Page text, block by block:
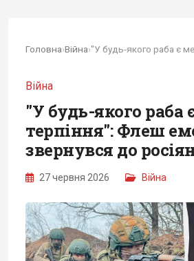
Головна›Війна›
Війна
"У будь-якого раба
терпіння": Флеш
звернувся до
27 червня 2026 Війна